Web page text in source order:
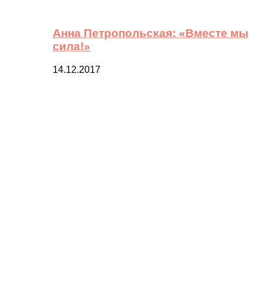
Анна Петропольская: «Вместе мы
сила!»
14.12.2017